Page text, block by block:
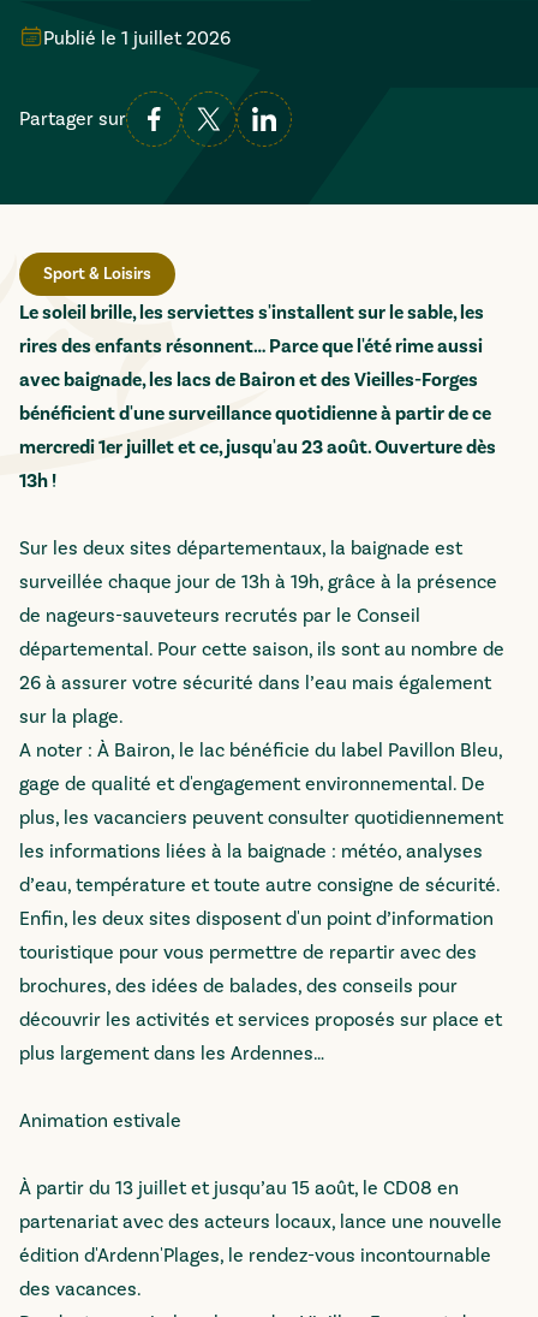
Publié le 1 juillet 2026
Partager sur
Sport & Loisirs
Le soleil brille, les serviettes s'installent sur le sable, les
rires des enfants résonnent… Parce que l'été rime aussi
avec baignade, les lacs de Bairon et des Vieilles-Forges
bénéficient d'une surveillance quotidienne à partir de ce
mercredi 1er juillet et ce, jusqu'au 23 août. Ouverture dès
13h !
Sur les deux sites départementaux, la baignade est
surveillée chaque jour de 13h à 19h, grâce à la présence
de nageurs-sauveteurs recrutés par le Conseil
départemental. Pour cette saison, ils sont au nombre de
26 à assurer votre sécurité dans l’eau mais également
sur la plage.
A noter : À Bairon, le lac bénéficie du label Pavillon Bleu,
gage de qualité et d'engagement environnemental. De
plus, les vacanciers peuvent consulter quotidiennement
les informations liées à la baignade : météo, analyses
d’eau, température et toute autre consigne de sécurité.
Enfin, les deux sites disposent d'un point d’information
touristique pour vous permettre de repartir avec des
brochures, des idées de balades, des conseils pour
découvrir les activités et services proposés sur place et
plus largement dans les Ardennes…
Animation estivale
À partir du 13 juillet et jusqu’au 15 août, le CD08 en
partenariat avec des acteurs locaux, lance une nouvelle
édition d'Ardenn'Plages, le rendez-vous incontournable
des vacances.